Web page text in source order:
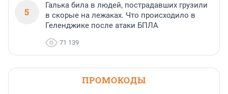
5
Галька била в людей, пострадавших грузили
в скорые на лежаках. Что происходило в
Геленджике после атаки БПЛА
71 139
ПРОМОКОДЫ